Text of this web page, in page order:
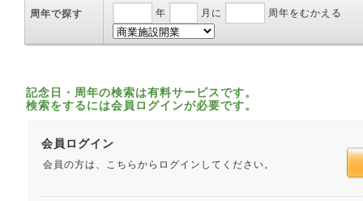
周年で探す 年 月に 周年をむかえる
記念日・周年の検索は有料サービスです。
検索をするには会員ログインが必要です。
会員ログイン
会員の方は、こちらからログインしてください。